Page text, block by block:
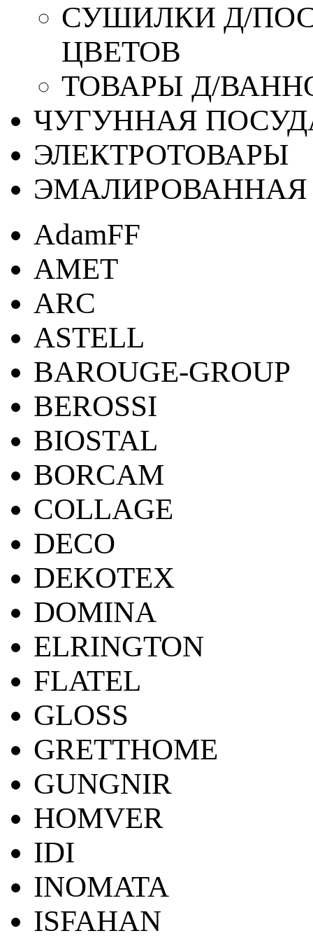
СУШИЛКИ Д/
ЦВЕТОВ
ТОВАРЫ Д/
ЧУГУННАЯ
ЭЛЕКТРОТОВАРЫ
ЭМАЛИРОВАННАЯ
AdamFF
AMET
ARC
ASTELL
BAROUGE-GROUP
BEROSSI
BIOSTAL
BORCAM
COLLAGE
DECO
DEKOTEX
DOMINA
ELRINGTON
FLATEL
GLOSS
GRETTHOME
GUNGNIR
HOMVER
IDI
INOMATA
ISFAHAN